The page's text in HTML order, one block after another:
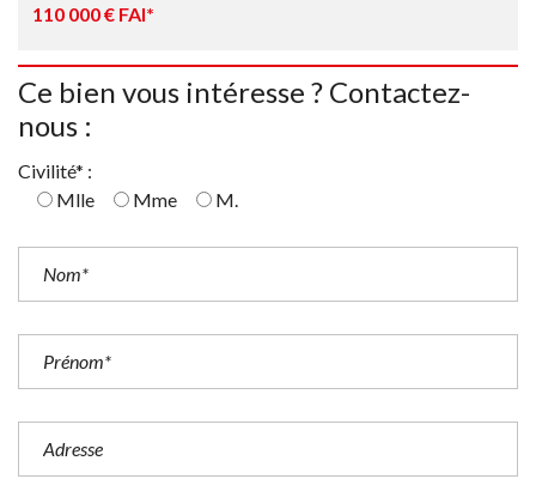
110 000 € FAI*
Ce bien vous intéresse ? Contactez-
nous :
Civilité* :
Mlle
Mme M.